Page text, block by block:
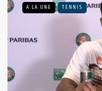
A LA UNE TENNIS